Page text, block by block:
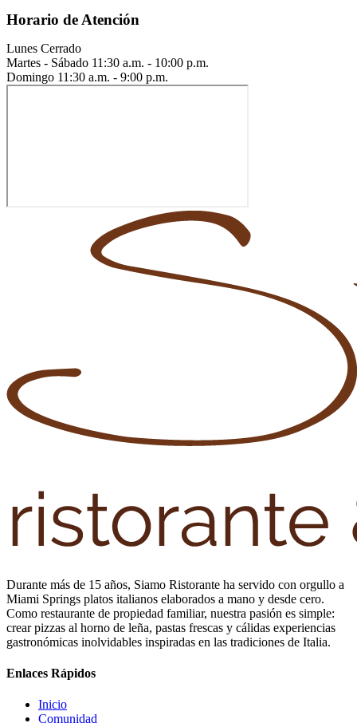
Horario de Atención
Lunes Cerrado
Martes - Sábado 11:30 a.m. - 10:00 p.m.
Domingo 11:30 a.m. - 9:00 p.m.
Durante más de 15 años, Siamo Ristorante ha servido con orgullo a
Miami Springs platos italianos elaborados a mano y desde cero.
Como restaurante de propiedad familiar, nuestra pasión es simple:
crear pizzas al horno de leña, pastas frescas y cálidas experiencias
gastronómicas inolvidables inspiradas en las tradiciones de Italia.
Enlaces Rápidos
Inicio
Comunidad